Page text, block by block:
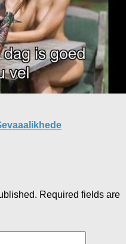
Required fields are